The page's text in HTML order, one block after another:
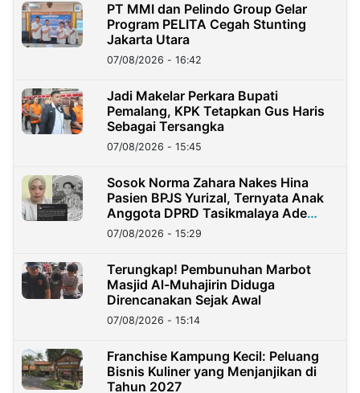
PT MMI dan Pelindo Group Gelar
Program PELITA Cegah Stunting
Jakarta Utara
07/08/2026 - 16:42
Jadi Makelar Perkara Bupati
Pemalang, KPK Tetapkan Gus Haris
Sebagai Tersangka
07/08/2026 - 15:45
Sosok Norma Zahara Nakes Hina
Pasien BPJS Yurizal, Ternyata Anak
Anggota DPRD Tasikmalaya Ade
Lukman
07/08/2026 - 15:29
Terungkap! Pembunuhan Marbot
Masjid Al-Muhajirin Diduga
Direncanakan Sejak Awal
07/08/2026 - 15:14
Franchise Kampung Kecil: Peluang
Bisnis Kuliner yang Menjanjikan di
Tahun 2027